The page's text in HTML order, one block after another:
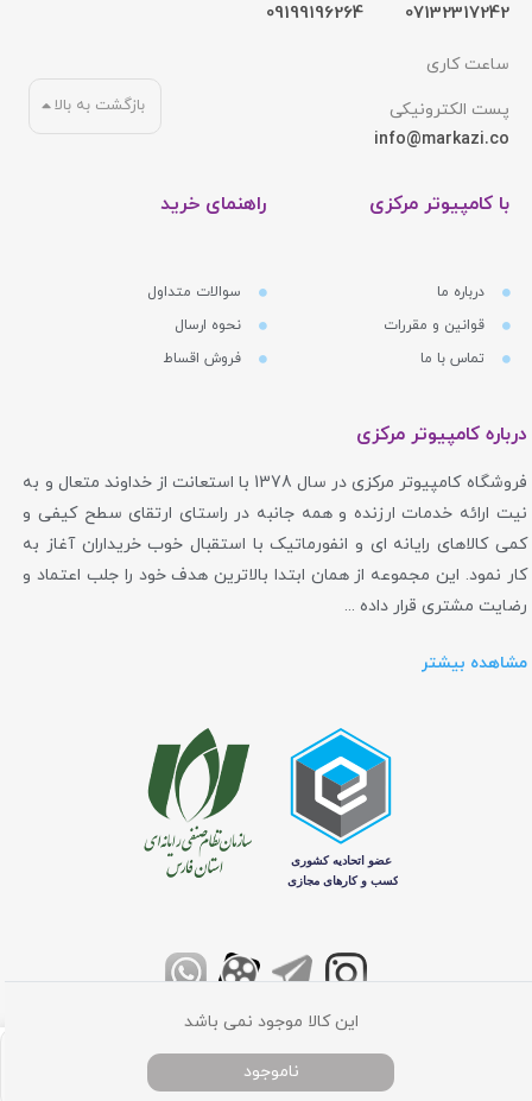
این کالا موجود نمی باشد
ناموجود
07132317242
09199196264
ساعت کاری
پست الکترونیکی
info@markazi.co
با کامپیوتر مرکزی
درباره ما
قوانین و مقررات
تماس با ما
راهنمای خرید
سوالات متداول
نحوه ارسال
فروش اقساط
بازگشت به بالا
درباره کامپیوتر مرکزی
فروشگاه کامپیوتر مرکزی در سال 1378 با استعانت از خداوند متعال و به
نیت ارائه خدمات ارزنده و همه جانبه در راستای ارتقای سطح کیفی و
کمی کالاهای رایانه ای و انفورماتیک با استقبال خوب خریداران آغاز به
کار نمود. این مجموعه از همان ابتدا بالاترین هدف خود را جلب اعتماد و
رضایت مشتری قرار داده ...
مشاهده بیشتر
تمامی حقوق برای فروشگاه اینترنتی کامپیوتر مرکزی محفوظ می باشد
دسته بندی جستجو